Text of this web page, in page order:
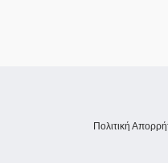
Πολιτική